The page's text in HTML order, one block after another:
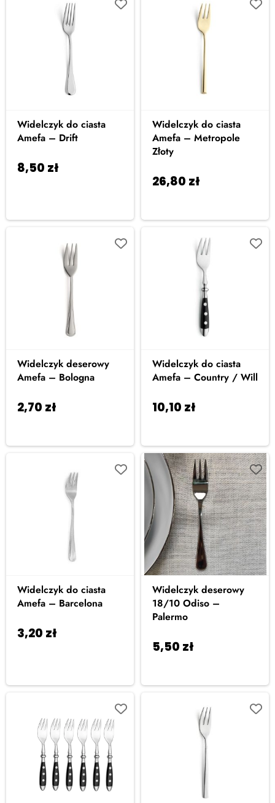
Widelczyk do ciasta
Amefa – Drift
8,50 zł
Widelczyk do ciasta
Amefa – Metropole
Złoty
26,80 zł
Widelczyk deserowy
Amefa – Bologna
2,70 zł
Widelczyk do ciasta
Amefa – Country / Will
10,10 zł
Widelczyk do ciasta
Amefa – Barcelona
3,20 zł
Widelczyk deserowy
18/10 Odiso –
Palermo
5,50 zł